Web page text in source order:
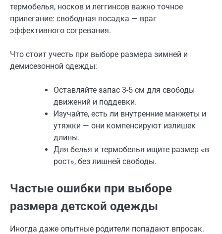
термобелья, носков и леггинсов важно точное
прилегание: свободная посадка — враг
эффективного согревания.
Что стоит учесть при выборе размера зимней и
демисезонной одежды:
Оставляйте запас 3-5 см для свободы
движений и поддевки.
Изучайте, есть ли внутренние манжеты и
утяжки — они компенсируют излишек
длины.
Для белья и термобелья ищите размер «в
рост», без лишней свободы.
Частые ошибки при выборе
размера детской одежды
Иногда даже опытные родители попадают впросак.